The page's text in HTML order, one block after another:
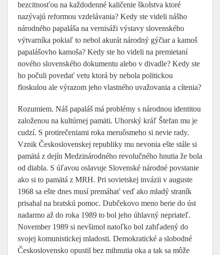
bezcitnosťou na každodenné kaličenie školstva ktoré
nazývajú reformou vzdelávania? Kedy ste videli nášho
národného papaláša na vernisáži výstavy slovenského
výtvarníka pokiaľ to nebol akurát národný gýčiar a kamoš
papalášovho kamoša? Kedy ste ho videli na premietaní
nového slovenského dokumentu alebo v divadle? Kedy ste
ho počuli povedať vetu ktorá by nebola politickou
floskulou ale výrazom jeho vlastného uvažovania a cítenia?
Rozumiem. Náš papaláš má problémy s národnou identitou
založenou na kultúrnej pamäti. Uhorský kráľ Štefan mu je
cudzí. S protirečeniami roka meruôsmeho si nevie rady.
Vznik Československej republiky mu nevonia ešte stále si
pamätá z dejín Medzinárodného revolučného hnutia že bola
od diabla. S úľavou oslavuje Slovenské národné povstanie
ako si to pamätá z MRH. Pri sovietskej invázii v auguste
1968 sa ešte dnes musí premáhať veď ako mladý straník
prisahal na bratskú pomoc. Dubčekovo meno berie do úst
nadarmo až do roka 1989 to bol jeho úhlavný nepriateľ.
November 1989 si nevšimol natoľko bol zahľadený do
svojej komunistickej mladosti. Demokratické a slobodné
Československo opustil bez mihnutia oka a tak sa môže